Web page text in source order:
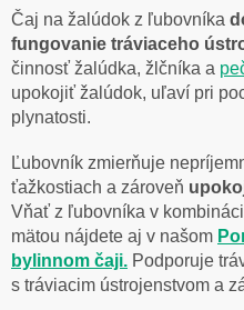
Čaj na žalúdok z ľubovníka
fungovanie tráviaceho
činnosť žalúdka, žlčníka a
upokojiť žalúdok, uľaví pri
plynatosti.
Ľubovník zmierňuje
ťažkostiach a zároveň
Vňať z ľubovníka v
mätou nájdete aj v našom
bylinnom čaji. Podporuje
s tráviacim ústrojenstvom a